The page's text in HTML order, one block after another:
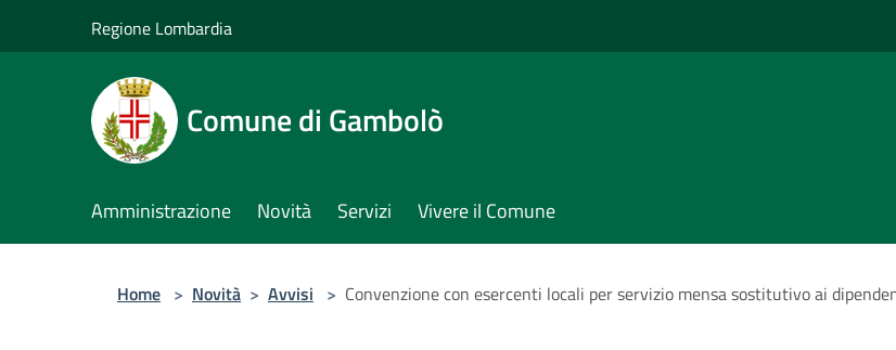
Regione Lombardia
Comune di Gambolò
Amministrazione Novità Servizi Vivere il Comune
Home > Novità > Avvisi > Convenzione con esercenti locali per servizio mensa sostitutivo ai